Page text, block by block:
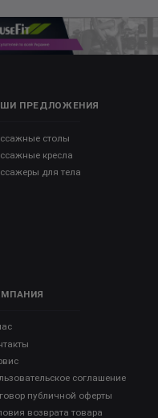
ПРЕДЛОЖЕНИЯ
столы
кресла
для тела
соглашение
публичной оферты
возврата товара